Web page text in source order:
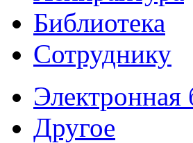
Библиотека
Сотруднику
Электронная
Другое